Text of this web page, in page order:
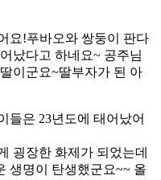
요!푸바오와 쌍둥이 판다
났다고 하네요~ 공주님
이군요~딸부자가 된 아
들은 23년도에 태어났어
굉장한 화제가 되었는데
생명이 탄생했군요~~ 올